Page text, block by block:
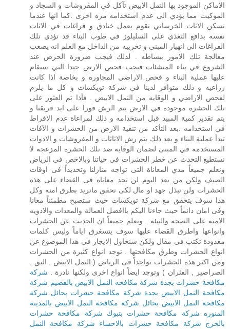
الاماكن الموجود بها النمل الابيض تآكل في المفروشات و السجاد و
الموكيت مما يؤدي الى عدم استخدامه مره اخرى .كما انها عندما
تسكن الاثاث الخرساني تقوم بعمل خنادق و فراغات في الاثاث
نفسه بدافع التغذي على السليلوز في طوب البناء قد تؤدي تلك
الفراغات الى انهيار المبنى و تخريبه من الداخل مع العلم انه يصعب
معالجة تلك الامور ببساطه . لذلك فيجب ضرورة الحرص عند
الشروع في بناء المنشئات فيجب فحص الارض جيدا التي سيقام
عليها عملية البناء و فحص الاراضي المجاوره و بخاصة اذا كانت
زراعيه و ذلك متوافر لدينا في شركة تويكسات و كل ما يلزم
لفحص الاراضي و الوقايه من النمل الابيض . فأذا تم العثور على
تلك الحشره موجوده في الارض يتم الرش فورا على ايد فريقنا و
يتم تقدير كمية المبيد قبل استخدامه و ذلك لمراعاة عدم الافراط
في استخدامه .بعد التأكد من تنقية الارض من الحشرات و الآفات
تبدأ عملية البناء و بعد ذلك يتم رش الاثاثات و المفروشات و الادوات
المستخدمه في المبنى لضمان الوقايه ضد تلك الحشره المزعجه لا
نستطيع التحدث عن خطر الحشرات فى حياتنا وبالاخص فى الرياض
ونعلم جميعاً مدي المعاناة التى تواجه منازلنا وتحديداً فى اوقات
الصيف ولكن من بعد اليوم لن تجد معاناه فى القضاء على هذه
الحشرات ولن تبذل جهد او مال لكى تحقق ماتريد بطرق امنه وكل
هذا سوف يتحقق مع شركة تويكسات حيث ستصبح مطمئناً معانا
وفى امان دائماً حيث جاءنا اليكم باافضل العمالة والمعدات والادويه
الامنه على الصحه والبيئه . ونعلم جميعاً ان الحديث عن الحشرات
وانواعها واطرق القضاء عليها سوف يتسغرق اياماً وليس كلمات
معدودة تكتب فى مقال ولكن سنحاول الايجاز فى هذا الموضوع عن
انواع الحشرات وطرق مكافحتها . توجد انواع كثيرة من الحشرات
ومن اكثر هذه الحشرات تواجداً فى الرياض ( النمل الابيض , البق ,
الصراصير , الفئران ) وتوجد ايضاً انواع اخرى ولكنها نادرة . شركة
مكافحة حشرات بجدة شركة مكافحه النمل الابيض بالقصيم شركة
مكافحة النمل الابيض بجدة شركة مكافحة حشرات بحائل شركة
مكافحة النمل الابيض بحائل شركة مكافحة النمل الابيض بالمدينه
المنوره شركة مكافحة حشرات بتبوك
شركة مكافحة حشرات
بالخرج
شركة مكافحة حشرات بالاحساء
شركة مكافحة النمل